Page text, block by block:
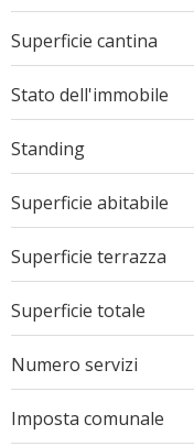
Superficie cantina
Stato dell'immobile
Standing
Superficie abitabile
Superficie terrazza
Superficie totale
Numero servizi
Imposta comunale